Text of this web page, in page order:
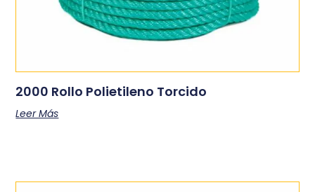
2000 Rollo Polietileno Torcido
Leer Más